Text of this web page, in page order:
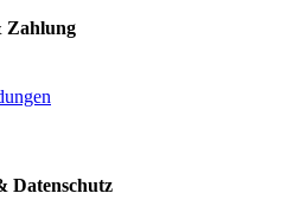
Zahlung
Datenschutz